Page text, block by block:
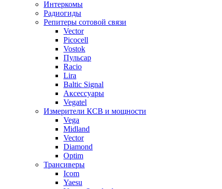
Интеркомы
Радиогиды
Репитеры сотовой связи
Vector
Picocell
Vostok
Пульсар
Racio
Lira
Baltic Signal
Аксессуары
Vegatel
Измерители КСВ и мощности
Vega
Midland
Vector
Diamond
Optim
Трансиверы
Icom
Yaesu